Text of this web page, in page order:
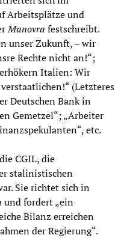
Arbeitsplätze und
Manovra festschreibt.
unser Zukunft, – wir
Rechte nicht an!“;
Italien: Wir
(Letzteres
Deutschen Bank in
Gemetzel“; „Arbeiter
etc.
CGIL, die
stalinistischen
Sie richtet sich in
und fordert „ein
Bilanz erreichen
der Regierung“.